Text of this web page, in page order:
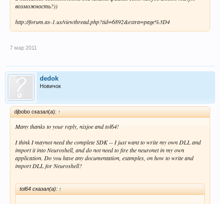
возможность?))
http://forum.as-1.us/viewthread.php?tid=6892&extra=page%3D4
7 мар 2011
dedok
Новичок
djbobo сказал(а): ↑
Many thanks to your reply, nixjoe and tol64!
I think I maynot need the complete SDK -- I just want to write my own DLL and
import it into Neuroshell, and do not need to fire the neuronet in my own
application. Do you have any documentation, examples, on how to write and
import DLL for Neuroshell?
tol64 сказал(а): ↑